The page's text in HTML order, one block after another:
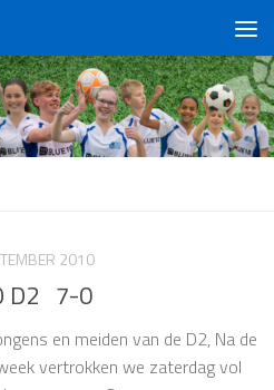
2010
D2 7-0
en meiden van de D2, Na de
vertrokken we zaterdag vol